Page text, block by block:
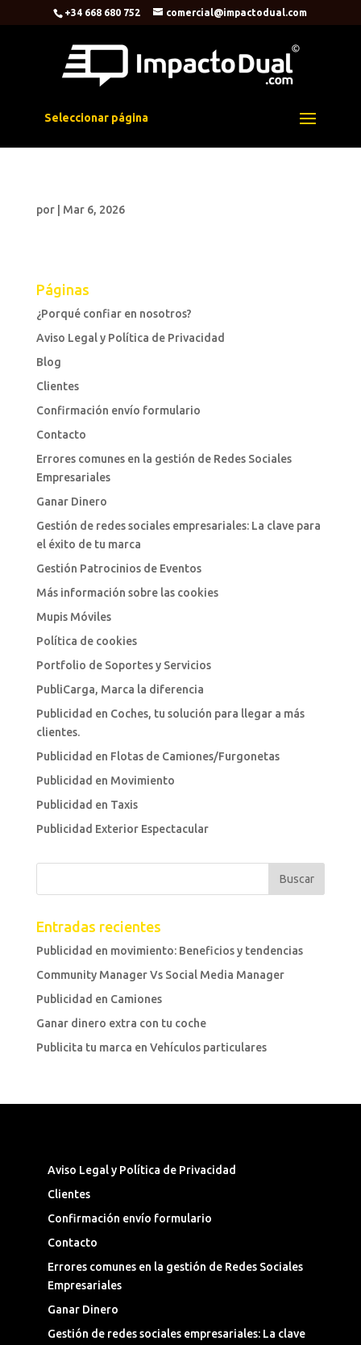
+34 668 680 752 comercial@impactodual.com
Seleccionar página
por Mar 6, 2026
Páginas
¿Porqué confiar en nosotros?
Aviso Legal y Política de Privacidad
Blog
Clientes
Confirmación envío formulario
Contacto
Errores comunes en la gestión de Redes Sociales
Empresariales
Ganar Dinero
Gestión de redes sociales empresariales: La clave para
el éxito de tu marca
Gestión Patrocinios de Eventos
Más información sobre las cookies
Mupis Móviles
Política de cookies
Portfolio de Soportes y Servicios
PubliCarga, Marca la diferencia
Publicidad en Coches, tu solución para llegar a más
clientes.
Publicidad en Flotas de Camiones/Furgonetas
Publicidad en Movimiento
Publicidad en Taxis
Publicidad Exterior Espectacular
Entradas recientes
Publicidad en movimiento: Beneficios y tendencias
Community Manager Vs Social Media Manager
Publicidad en Camiones
Ganar dinero extra con tu coche
Publicita tu marca en Vehículos particulares
Aviso Legal y Política de Privacidad
Clientes
Confirmación envío formulario
Contacto
Errores comunes en la gestión de Redes Sociales
Empresariales
Ganar Dinero
Gestión de redes sociales empresariales: La clave